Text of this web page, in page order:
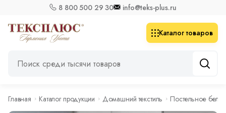
8 800 500 29 30 info@teks-plus.ru
Каталог товаров
Главная Каталог продукции Домашний текстиль Постельное белье